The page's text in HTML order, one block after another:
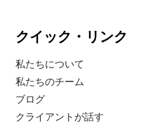
クイック・リンク
私たちについて
私たちのチーム
ブログ
クライアントが話す